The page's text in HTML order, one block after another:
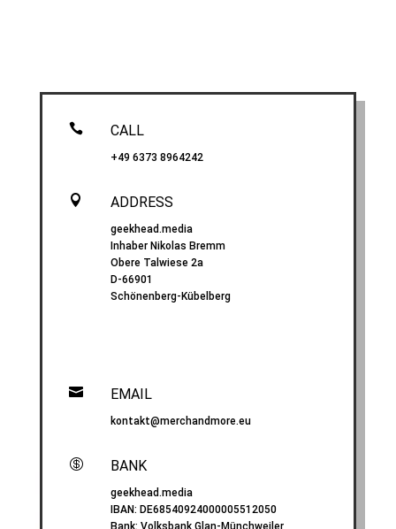
 CALL
+49 6373 8964242
 ADDRESS
geekhead.media
Inhaber Nikolas Bremm
Obere Talwiese 2a
D-66901
Schönenberg-Kübelberg
 EMAIL
kontakt@merchandmore.eu
 BANK
geekhead.media
IBAN: DE68540924000005512050
Bank: Volksbank Glan-Münchweiler